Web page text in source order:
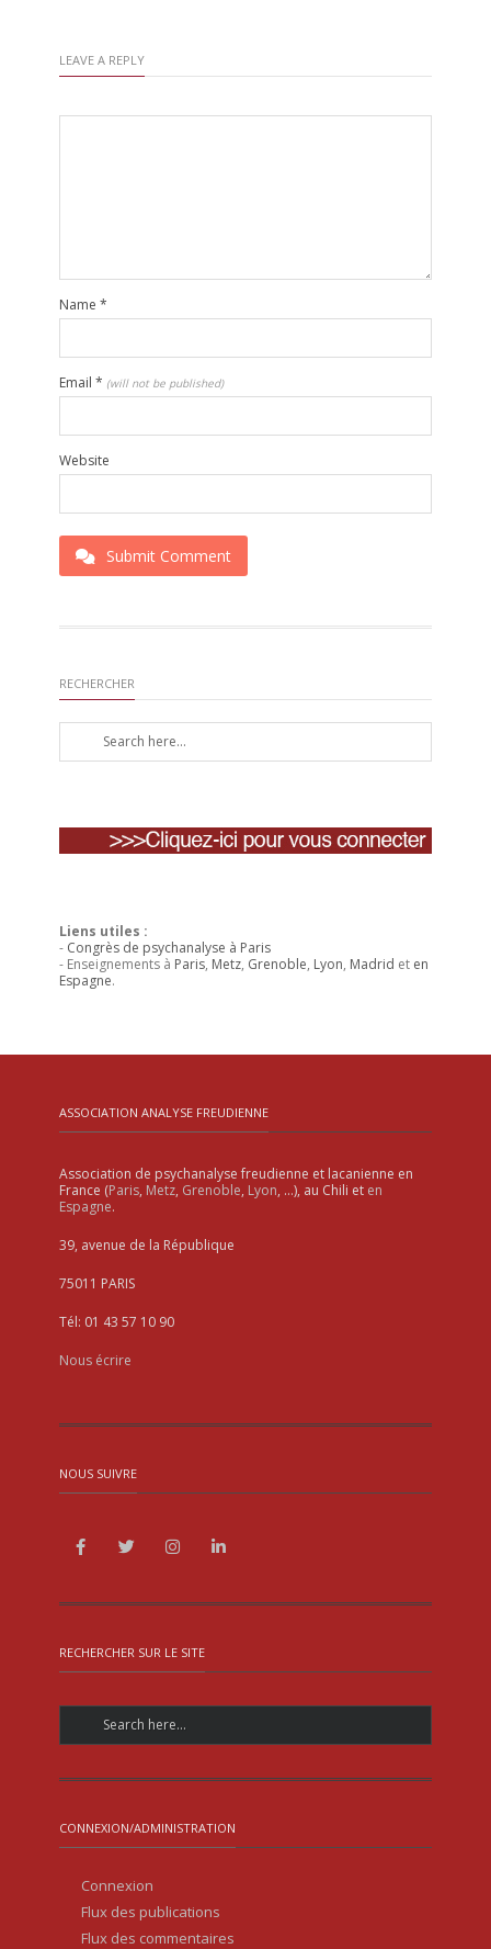
LEAVE A REPLY
Name *
Email * (will not be published)
Website
Submit Comment
RECHERCHER
Liens utiles :
- Congrès de psychanalyse à Paris
- Enseignements à Paris, Metz, Grenoble, Lyon, Madrid et en
Espagne.
ASSOCIATION ANALYSE FREUDIENNE
Association de psychanalyse freudienne et lacanienne en
France (Paris, Metz, Grenoble, Lyon, …), au Chili et en
Espagne.
39, avenue de la République
75011 PARIS
Tél: 01 43 57 10 90
Nous écrire
NOUS SUIVRE
RECHERCHER SUR LE SITE
CONNEXION/ADMINISTRATION
Connexion
Flux des publications
Flux des commentaires